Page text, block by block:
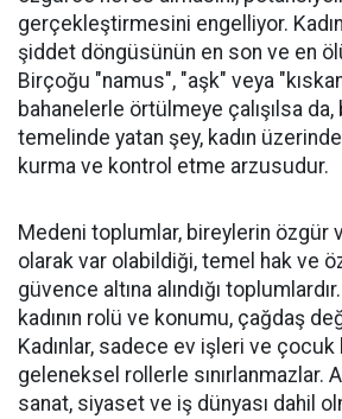
gerçekleştirmesini engelliyor.
şiddet döngüsünün en son ve en
Birçoğu "namus", "aşk" veya
bahanelerle örtülmeye çalışılsa
temelinde yatan şey, kadın
kurma ve kontrol etme arzusudur.
Medeni toplumlar, bireylerin özgür
olarak var olabildiği, temel hak ve
güvence altına alındığı
kadının rolü ve konumu, çağdaş
Kadınlar, sadece ev işleri ve çocuk
geleneksel rollerle sınırlanmazlar.
sanat, siyaset ve iş dünyası dahil